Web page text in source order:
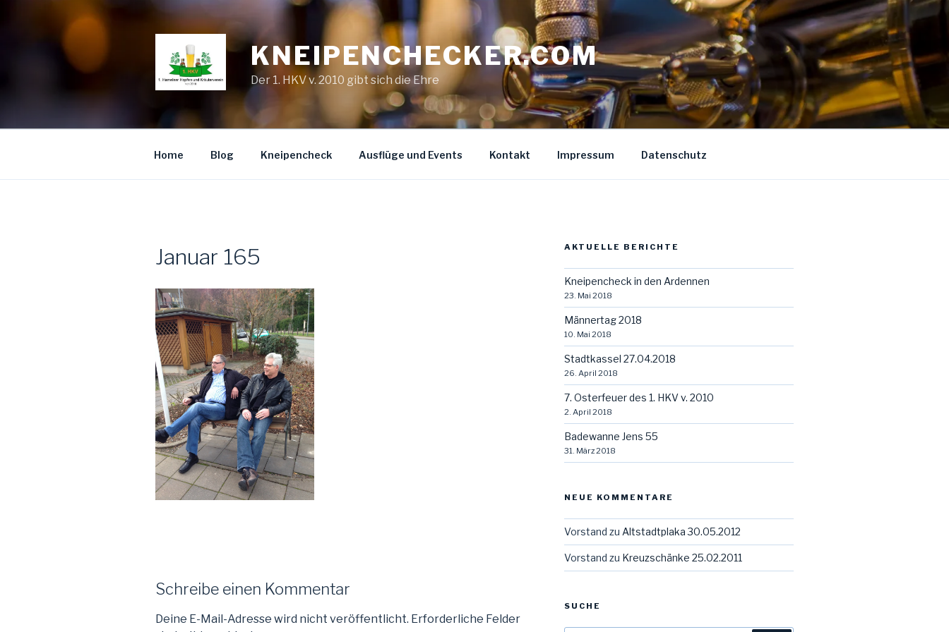
KNEIPENCHECKER.COM
Der 1. HKV v. 2010 gibt sich die Ehre
Home Blog Kneipencheck Ausflüge und Events Kontakt Impressum Datenschutz
Januar 165
Schreibe einen Kommentar
Deine E-Mail-Adresse wird nicht veröffentlicht. Erforderliche Felder
AKTUELLE BERICHTE
Kneipencheck in den Ardennen
23. Mai 2018
Männertag 2018
10. Mai 2018
Stadtkassel 27.04.2018
26. April 2018
7. Osterfeuer des 1. HKV v. 2010
2. April 2018
Badewanne Jens 55
31. März 2018
NEUE KOMMENTARE
Vorstand zu Altstadtplaka 30.05.2012
Vorstand zu Kreuzschänke 25.02.2011
SUCHE